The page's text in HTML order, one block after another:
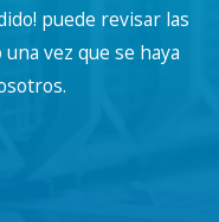
puede revisar las
vez que se haya